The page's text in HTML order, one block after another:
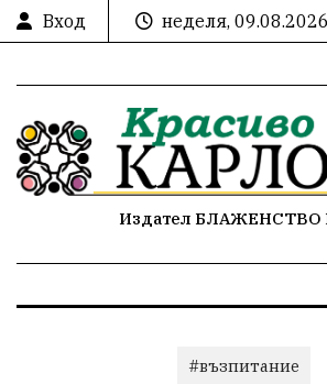
Вход
неделя, 09.08.2026
Издател БЛАЖЕНСТВО
#възпитание